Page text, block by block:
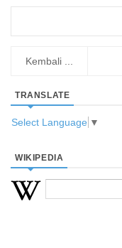
Kembali ...
TRANSLATE
Select Language ▼
WIKIPEDIA